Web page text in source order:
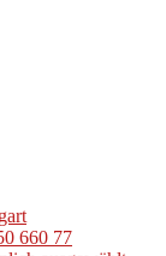
660 77